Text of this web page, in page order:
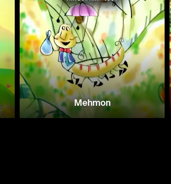
Mehmon